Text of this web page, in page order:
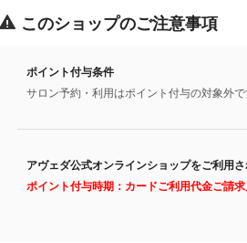
このショップのご注意事項
ポイント付与条件
サロン予約・利用はポイント付与の対象外で
アヴェダ公式オンラインショップをご利用
ポイント付与時期：カードご利用代金ご請